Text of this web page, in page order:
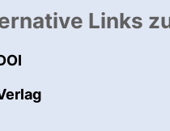
Links
externer Link,